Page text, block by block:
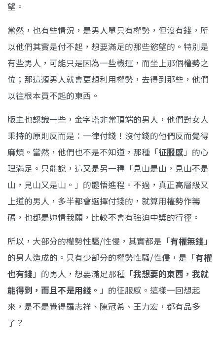
望。
當然，也有些情況，是男人單只有權勢，但沒有錢，所
以他們其實是付不起，想要滿足的那些慾望的。特別是
有些男人，可能只是因為一些機運，而坐上那個權勢之
位；那這類男人就會更想利用權勢，去得到那些，他們
以往根本買不起的東西。
版主也認識一些，金字塔非常頂端的男人，他們對女人
秉持的原則反而是：一律付錢！沒付錢的他們反而覺得
麻煩。當然，他們也不是不知道，那種「征服感」的心
理滿足。只能說，這又是另一種「見山是山，見山不是
山，見山又是山。」的體悟進程。不過，真正高層級又
上道的男人，多半都會選擇付錢的，就算用權勢作籌
碼，也都是妳情我願，比較不會有強迫中獎的行徑。
所以，大部分的權勢性騷/性侵，其實都是「有權無錢」
的男人造成的。只有少部分的權勢性騷/性侵，是「有權
也有錢」的男人，想要滿足那種「我想要的東西，我就
能得到，而且不是用錢。 」的征服感。這樣一回想起
來，是不是覺得羅志祥、陳冠希、王力宏，都有品多
了？